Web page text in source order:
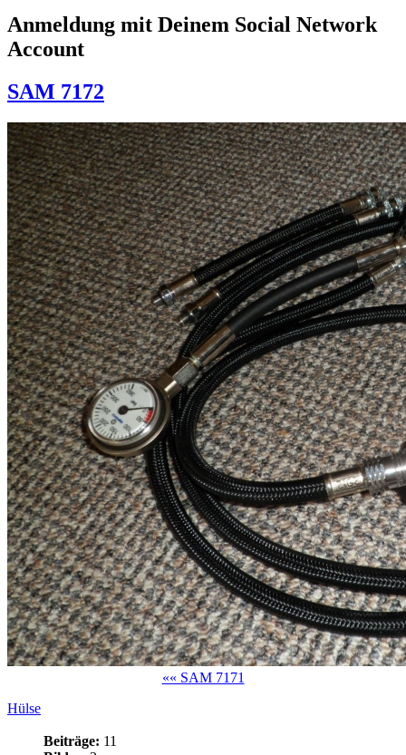
Anmeldung mit Deinem Social Network
Account
SAM 7172
«« SAM 7171
Hülse
Beiträge: 11